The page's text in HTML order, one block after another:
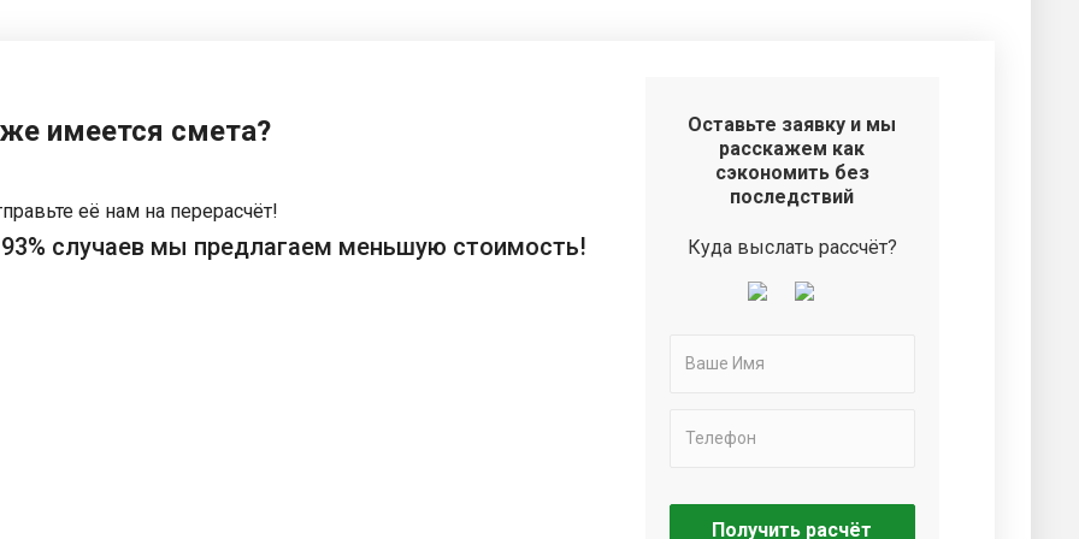
имеется смета?
её нам на перерасчёт!
случаев мы предлагаем меньшую стоимость!
Оставьте заявку и мы
расскажем как
сэкономить без
последствий
Куда выслать рассчёт?
Получить расчёт